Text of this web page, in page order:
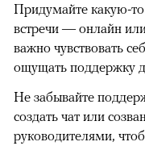
Придумайте какую-
встречи — онлайн
важно чувствовать
ощущать поддержку
Не забывайте
создать чат или
руководителями,